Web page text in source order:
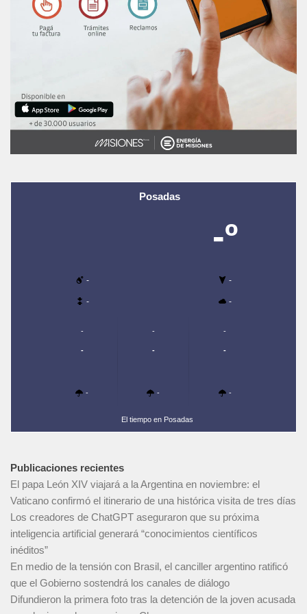
Posadas
-º
- -
- -
-
-
-
-
-
-
-
-
-
El tiempo en Posadas
Publicaciones recientes
El papa León XIV viajará a la Argentina en noviembre: el
Vaticano confirmó el itinerario de una histórica visita de tres días
Los creadores de ChatGPT aseguraron que su próxima
inteligencia artificial generará “conocimientos científicos
inéditos”
En medio de la tensión con Brasil, el canciller argentino ratificó
que el Gobierno sostendrá los canales de diálogo
Difundieron la primera foto tras la detención de la joven acusada